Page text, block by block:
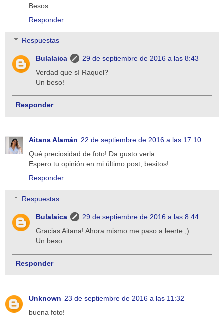
Besos
Responder
Respuestas
Bulalaica
29 de septiembre de 2016 a las 8:43
Verdad que sí Raquel?
Un beso!
Responder
Aitana Alamán 22 de septiembre de 2016 a las 17:10
Qué preciosidad de foto! Da gusto verla...
Espero tu opinión en mi último post, besitos!
Responder
Respuestas
Bulalaica
29 de septiembre de 2016 a las 8:44
Gracias Aitana! Ahora mismo me paso a leerte ;)
Un beso
Responder
Unknown 23 de septiembre de 2016 a las 11:32
buena foto!